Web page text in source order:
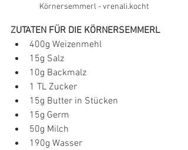
Körnersemmerl - vrenali.kocht
ZUTATEN FÜR DIE KÖRNERSEMMERL
400g Weizenmehl
15g Salz
10g Backmalz
1 TL Zucker
15g Butter in Stücken
15g Germ
50g Milch
190g Wasser